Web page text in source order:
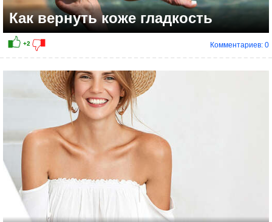
Как вернуть коже гладкость
Комментариев: 0